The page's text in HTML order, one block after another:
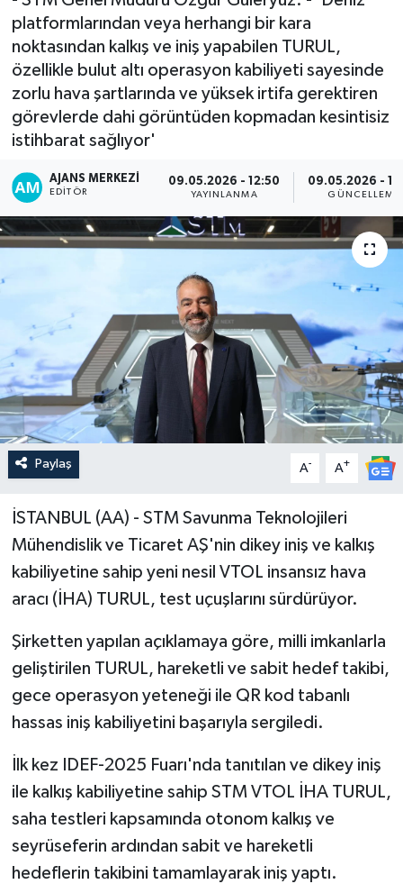
platformlarından veya herhangi bir kara
noktasından kalkış ve iniş yapabilen TURUL,
özellikle bulut altı operasyon kabiliyeti sayesinde
zorlu hava şartlarında ve yüksek irtifa gerektiren
görevlerde dahi görüntüden kopmadan kesintisiz
istihbarat sağlıyor'
AJANS MERKEZI
EDITÖR
09.05.2026 - 12:50
YAYINLANMA
09.05.2026 -
GÜNCELLEME
Paylaş A- A+
İSTANBUL (AA) - STM Savunma Teknolojileri
Mühendislik ve Ticaret AŞ'nin dikey iniş ve kalkış
kabiliyetine sahip yeni nesil VTOL insansız hava
aracı (İHA) TURUL, test uçuşlarını sürdürüyor.
Şirketten yapılan açıklamaya göre, milli imkanlarla
geliştirilen TURUL, hareketli ve sabit hedef takibi,
gece operasyon yeteneği ile QR kod tabanlı
hassas iniş kabiliyetini başarıyla sergiledi.
İlk kez IDEF-2025 Fuarı'nda tanıtılan ve dikey iniş
ile kalkış kabiliyetine sahip STM VTOL İHA TURUL,
saha testleri kapsamında otonom kalkış ve
seyrüseferin ardından sabit ve hareketli
hedeflerin takibini tamamlayarak iniş yaptı.